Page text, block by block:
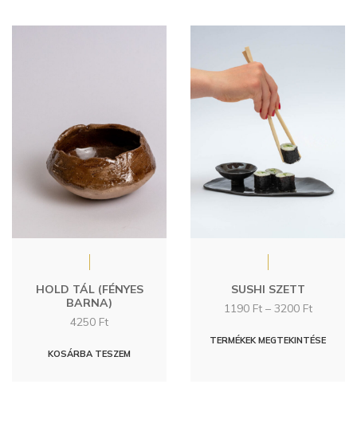
HOLD TÁL (FÉNYES
BARNA)
4250 Ft
KOSÁRBA TESZEM
SUSHI SZETT
1190 Ft – 3200 Ft
-
TERMÉKEK MEGTEKINTÉSE